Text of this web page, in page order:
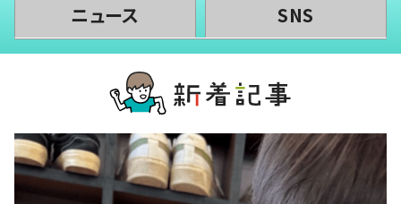
ニュース SNS